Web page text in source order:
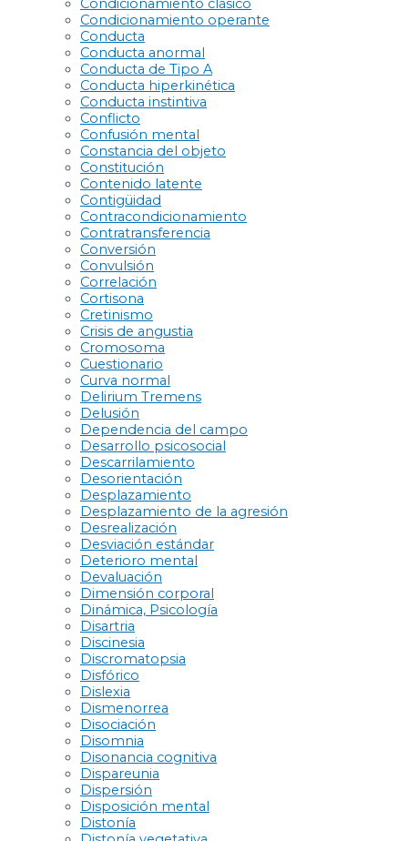
Condicionamiento clásico
Condicionamiento operante
Conducta
Conducta anormal
Conducta de Tipo A
Conducta hiperkinética
Conducta instintiva
Conflicto
Confusión mental
Constancia del objeto
Constitución
Contenido latente
Contigüidad
Contracondicionamiento
Contratransferencia
Conversión
Convulsión
Correlación
Cortisona
Cretinismo
Crisis de angustia
Cromosoma
Cuestionario
Curva normal
Delirium Tremens
Delusión
Dependencia del campo
Desarrollo psicosocial
Descarrilamiento
Desorientación
Desplazamiento
Desplazamiento de la agresión
Desrealización
Desviación estándar
Deterioro mental
Devaluación
Dimensión corporal
Dinámica, Psicología
Disartria
Discinesia
Discromatopsia
Disfórico
Dislexia
Dismenorrea
Disociación
Disomnia
Disonancia cognitiva
Dispareunia
Dispersión
Disposición mental
Distonía